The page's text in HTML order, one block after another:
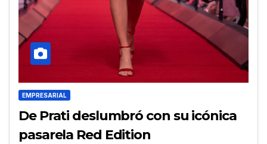
EMPRESARIAL
De Prati deslumbró con su icónica
pasarela Red Edition